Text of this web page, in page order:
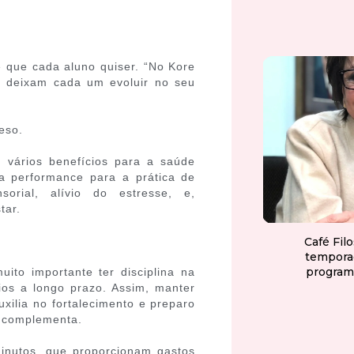
cada aluno quiser. “No Kore
deixam cada um evoluir no seu
benefícios para a saúde
performance para a prática de
alívio do estresse, e,
importante ter disciplina na
a longo prazo. Assim, manter
no fortalecimento e preparo
que proporcionam gastos
Café